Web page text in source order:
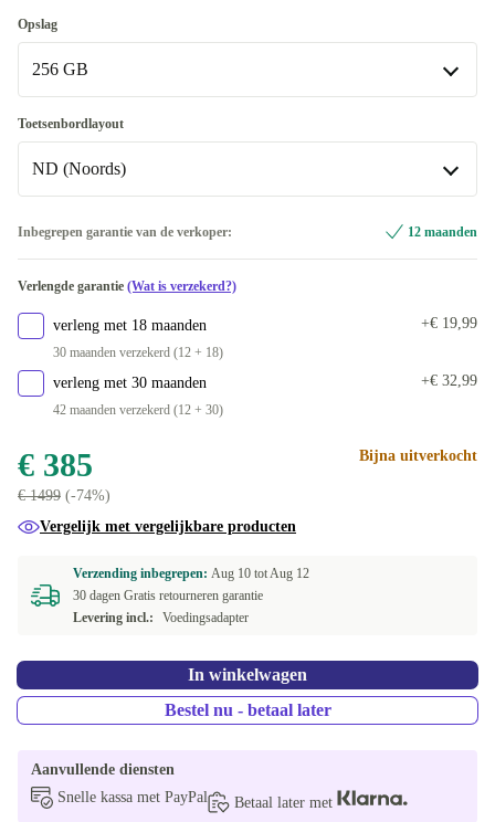
8.0 GB
Beschikbaar in andere configuraties
16.0 GB
Opslag
256 GB
256 GB
Beschikbaar in andere configuraties
512 GB
Toetsenbordlayout
ND (Noords)
Beschikbaar in andere configuraties
US (VS-Engels)
UK (GB-Engels)
Inbegrepen garantie van de verkoper: 12 maanden
Verlengde garantie (Wat is verzekerd?)
verleng met 18 maanden
30 maanden verzekerd (12 + 18)
+€ 19,99
verleng met 30 maanden
42 maanden verzekerd (12 + 30)
+€ 32,99
€ 385
€ 1499 (-74%)
Bijna uitverkocht
Vergelijk met vergelijkbare producten
Verzending inbegrepen: Aug 10 totAug 12
30 dagen Gratis retourneren garantie
Levering incl.:
Voedingsadapter
In winkelwagen
Bestel nu - betaal later
Aanvullende diensten
Snelle kassa met PayPal
Betaal later met